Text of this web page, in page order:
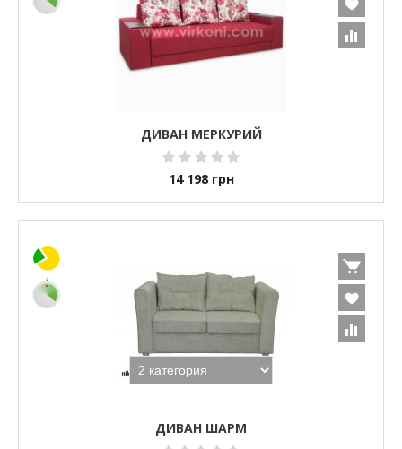
ДИВАН МЕРКУРИЙ
14 198 грн
ДИВАН ШАРМ